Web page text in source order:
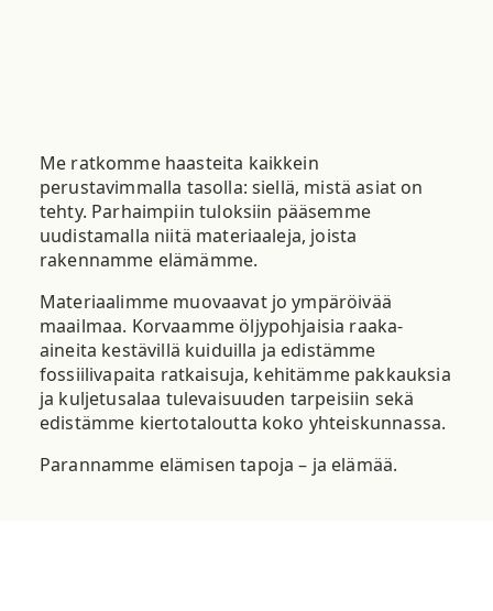
Me ratkomme haasteita kaikkein
perustavimmalla tasolla: siellä, mistä asiat on
tehty. Parhaimpiin tuloksiin pääsemme
uudistamalla niitä materiaaleja, joista
rakennamme elämämme.
Materiaalimme muovaavat jo ympäröivää
maailmaa. Korvaamme öljypohjaisia raaka-
aineita kestävillä kuiduilla ja edistämme
fossiilivapaita ratkaisuja, kehitämme pakkauksia
ja kuljetusalaa tulevaisuuden tarpeisiin sekä
edistämme kiertotaloutta koko yhteiskunnassa.
Parannamme elämisen tapoja – ja elämää.